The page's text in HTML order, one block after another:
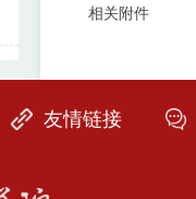
相关附件
友情链接